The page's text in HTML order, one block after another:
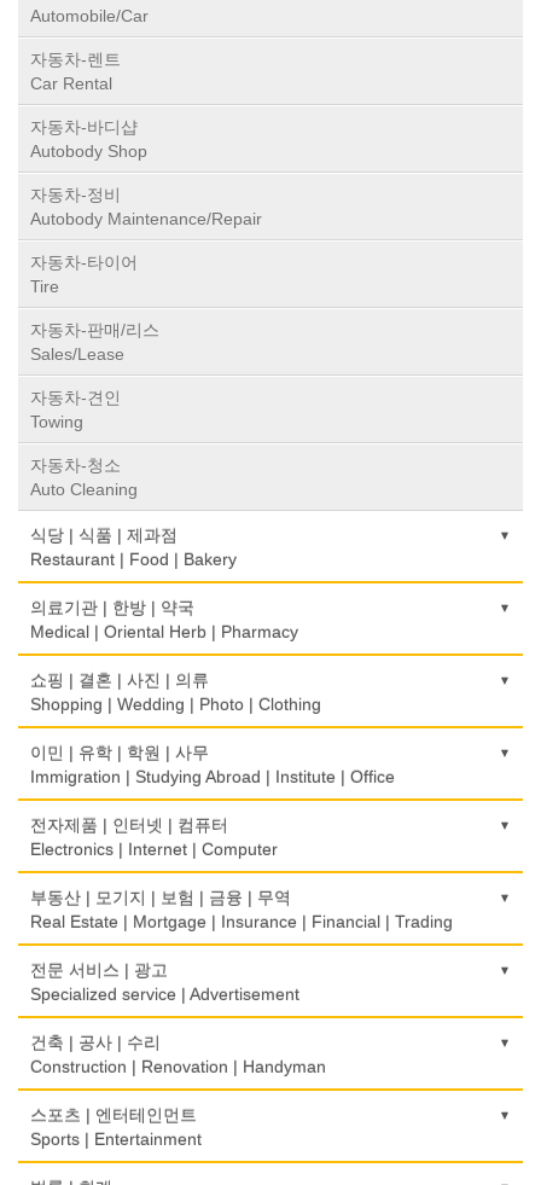
Automobile/Car
자동차-렌트
Car Rental
자동차-바디샵
Autobody Shop
자동차-정비
Autobody Maintenance/Repair
자동차-타이어
Tire
자동차-판매/리스
Sales/Lease
자동차-견인
Towing
자동차-청소
Auto Cleaning
식당 | 식품 | 제과점
Restaurant | Food | Bakery
농장
Farm
떡집/방앗간
Rice Cake
Fish Market
Restaurant
식당장비
Food Equipment
식품점
Korean Food
Food Manufacturing
와인제조
Wine Maker
정육점
의료기관 | 한방 | 약국
Medical | Oriental Herb | Pharmacy
의사-검안의
Optometrist
보청기
Hearing Aid
Bidet
Psychologist/Psychiatrist
안경점
Optical Stores
의료기구
Medical Instruments
Denturist
한의원/한약
쇼핑 | 결혼 | 사진 | 의류
Shopping | Wedding | Photo | Clothing
한복집
Korean Costume
유리/거울/액자
Glass/Mirror/Frame
Children's Ware
Wedding
인터넷 쇼핑
Internet Shopping
결혼상담
Marriage Consulting
Florist
이민 | 유학 | 학원 | 사무
Immigration | Studying Abroad | Institute | Office
이민/유학
Immigration/Studying Abroad
사무기기
Office Equipment
Stationery/Office Equipment
Book Store
운전학원
Driving School
한글학교
전자제품 | 인터넷 | 컴퓨터
Electronics | Internet | Computer
금전등록기
Cash Register
인터넷 서비스/까페
Internet Service/Cafe
전자제품 판매/수리
Electronic Goods Sales/Repair
Telephone/Communication Service
컴퓨터 판매/수리
부동산 | 모기지 | 보험 | 금융 | 무역
Real Estate | Mortgage | Insurance | Financial | Trading
도매
Wholesale
모기지
Mortgage
International Trade
전문 서비스 | 광고
Specialized service | Advertisement
광고/그래픽 디자인
Advertising/Graphic Design
광고 에이전트
Advertising Agency
건축 | 공사 | 수리
Construction | Renovation | Handyman
건축시공/개조
Construction/Home Renovation
건축설계사
스포츠 | 엔터테인먼트
Sports | Entertainment